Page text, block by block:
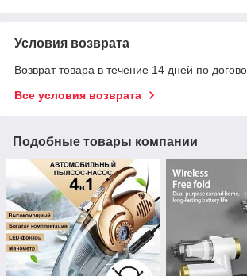
Условия возврата
Возврат товара в течение 14 дней по
Все условия возврата
Подобные товары компании